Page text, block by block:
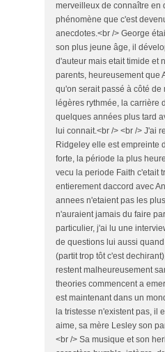
merveilleux de connaître en
phénomène que c'est
anecdotes.<br /> George
son plus jeune âge, il
d'auteur mais etait timide et
parents, heureusement que
qu'on serait passé à côté
légères rythmée, la carrière
quelques années plus tard
lui connait.<br /> <br /> J'ai
Ridgeley elle est empreinte
forte, la période la plus
vecu la periode Faith c'etait
entierement daccord avec
annees n'etaient pas les
n'auraient jamais du faire
particulier, j'ai lu une
de questions lui aussi
(partit trop tôt c'est
restent malheureusement
theories commencent a
est maintenant dans un
la tristesse n'existent pas, il
aime, sa mère Lesley son
<br /> Sa musique et son